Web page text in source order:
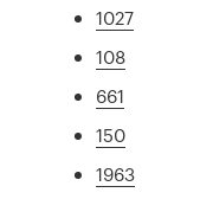
1027
108
661
150
1963